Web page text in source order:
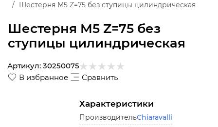
Шестерня M5 Z=75 без
ступицы цилиндрическая
Шестерня M5 Z=75 без ступицы цилиндрическая
В избранное Сравнить
Артикул: 30250075
Характеристики
ПроизводительChiaravalli